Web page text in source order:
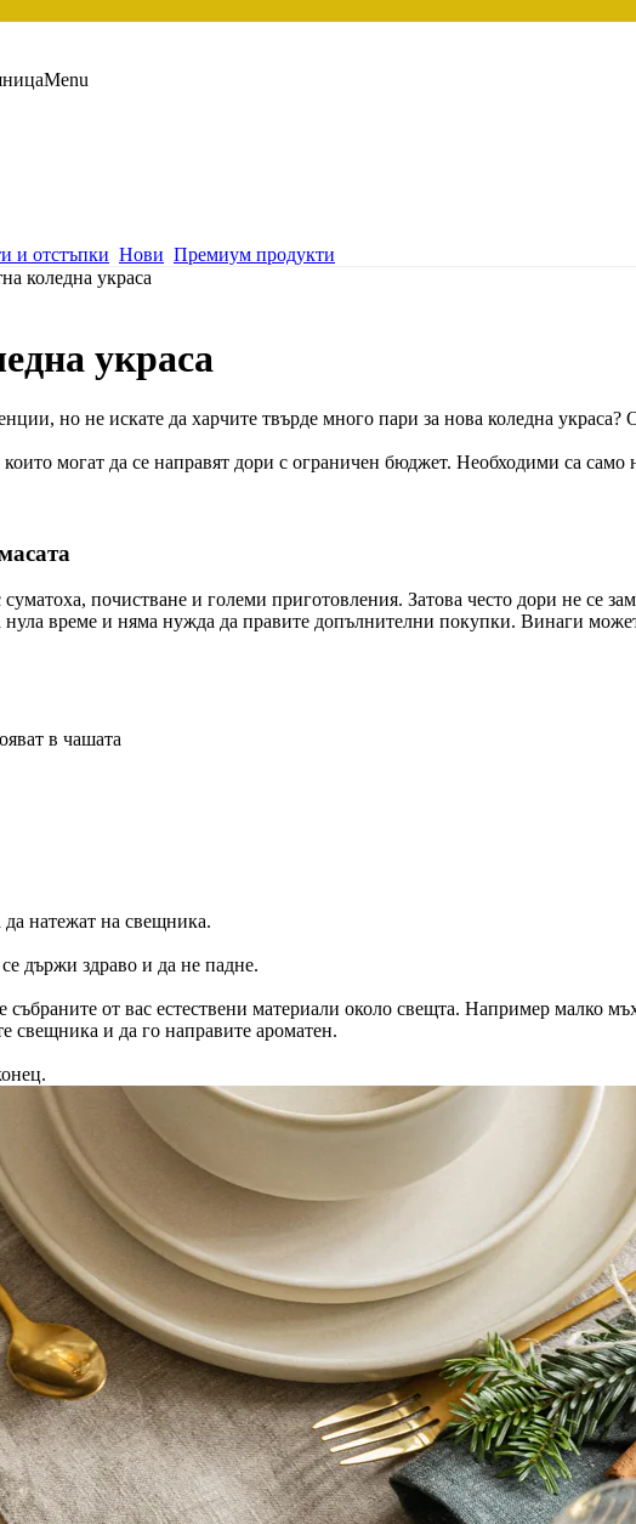
Menu
и отстъпки Нови Премиум продукти
коледна украса
украса
но не искате да харчите твърде много пари за нова коледна
могат да се направят дори с ограничен бюджет. Необходими са
почистване и големи приготовления. Затова често дори не се
време и няма нужда да правите допълнителни покупки. Винаги
в чашата
да натежат на свещника.
държи здраво и да не падне.
събраните от вас естествени материали около свещта. Например малко
свещника и да го направите ароматен.